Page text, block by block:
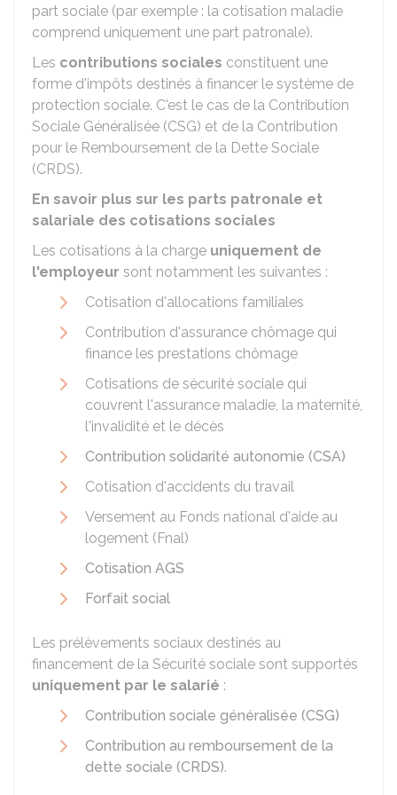
part sociale (par exemple : la cotisation maladie
comprend uniquement une part patronale).
Les contributions sociales constituent une
forme d'impôts destinés à financer le système de
protection sociale. C'est le cas de la Contribution
Sociale Généralisée (CSG) et de la Contribution
pour le Remboursement de la Dette Sociale
(CRDS).
En savoir plus sur les parts patronale et
salariale des cotisations sociales
Les cotisations à la charge uniquement de
l'employeur sont notamment les suivantes :
Cotisation d'allocations familiales
Contribution d'assurance chômage qui
finance les prestations chômage
Cotisations de sécurité sociale qui
couvrent l'assurance maladie, la maternité,
l'invalidité et le décès
Contribution solidarité autonomie (CSA)
Cotisation d'accidents du travail
Versement au Fonds national d'aide au
logement (Fnal)
Cotisation AGS
Forfait social
Les prélèvements sociaux destinés au
financement de la Sécurité sociale sont supportés
uniquement par le salarié :
Contribution sociale généralisée (CSG)
Contribution au remboursement de la
dette sociale (CRDS).